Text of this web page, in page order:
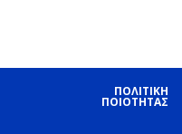
ΠΟΛΙΤΙΚΗ
ΠΟΙΟΤΗΤΑΣ